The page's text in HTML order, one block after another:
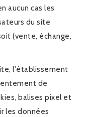
aucun cas les
du site
(vente, échange,
l'établissement
de
balises pixel et
les données